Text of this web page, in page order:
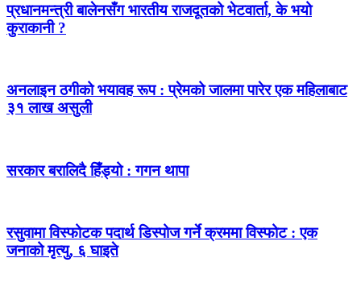
प्रधानमन्त्री बालेनसँग भारतीय राजदूतको भेटवार्ता, के भयो
कुराकानी ?
अनलाइन ठगीको भयावह रूप : प्रेमको जालमा पारेर एक महिलाबाट
३१ लाख असुली
सरकार बरालिदै हिँड्यो : गगन थापा
रसुवामा विस्फोटक पदार्थ डिस्पोज गर्ने क्रममा विस्फोट : एक
जनाको मृत्यु, ६ घाइते